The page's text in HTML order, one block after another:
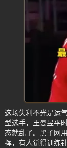
这场失利不光是运
型选手，王曼昱平
态就乱了。黑子网
挥，有人觉得训练